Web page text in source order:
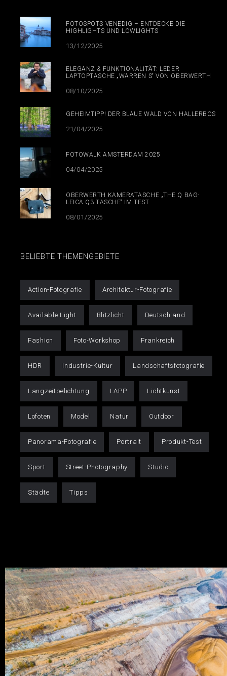
FOTOSPOTS VENEDIG – ENTDECKE DIE
HIGHLIGHTS UND LOWLIGHTS
13/12/2025
ELEGANZ & FUNKTIONALITÄT: LEDER
LAPTOPTASCHE „WARREN S“ VON OBERWERTH
08/10/2025
GEHEIMTIPP! DER BLAUE WALD VON HALLERBOS
21/04/2025
FOTOWALK AMSTERDAM 2025
04/04/2025
OBERWERTH KAMERATASCHE „THE Q BAG-
LEICA Q3 TASCHE“ IM TEST
08/01/2025
BELIEBTE THEMENGEBIETE
Action-Fotografie Architektur-Fotografie
Available Light Blitzlicht Deutschland
Fashion Foto-Workshop Frankreich
HDR Industrie-Kultur Landschaftsfotografie
Langzeitbelichtung LAPP Lichtkunst
Lofoten Model Natur Outdoor
Panorama-Fotografie Portrait Produkt-Test
Sport Street-Photography Studio
Städte Tipps